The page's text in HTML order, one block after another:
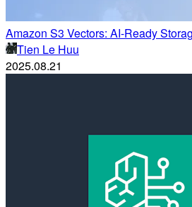
Amazon S3 Vectors: AI-Ready
Tien Le Huu
2025.08.21